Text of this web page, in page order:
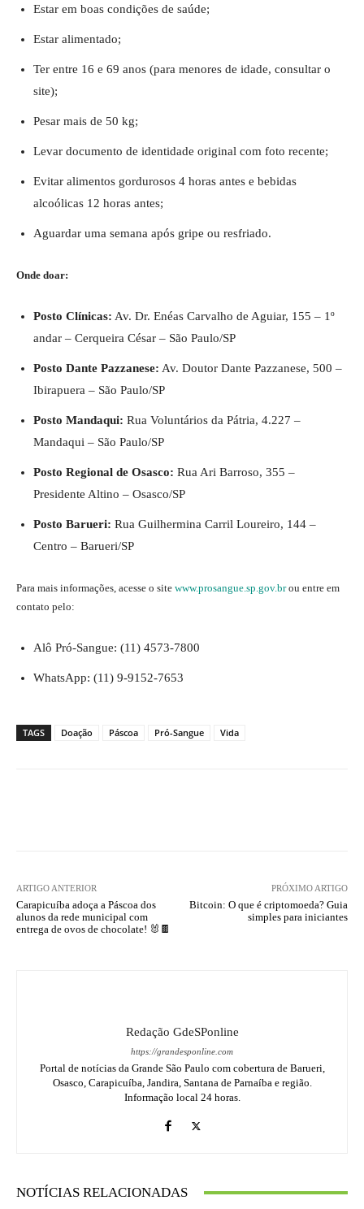
Estar em boas condições de saúde;
Estar alimentado;
Ter entre 16 e 69 anos (para menores de idade, consultar o
site);
Pesar mais de 50 kg;
Levar documento de identidade original com foto recente;
Evitar alimentos gordurosos 4 horas antes e bebidas
alcoólicas 12 horas antes;
Aguardar uma semana após gripe ou resfriado.
Onde doar:
Posto Clínicas: Av. Dr. Enéas Carvalho de Aguiar, 155 – 1º
andar – Cerqueira César – São Paulo/SP
Posto Dante Pazzanese: Av. Doutor Dante Pazzanese, 500 –
Ibirapuera – São Paulo/SP
Posto Mandaqui: Rua Voluntários da Pátria, 4.227 –
Mandaqui – São Paulo/SP
Posto Regional de Osasco: Rua Ari Barroso, 355 –
Presidente Altino – Osasco/SP
Posto Barueri: Rua Guilhermina Carril Loureiro, 144 –
Centro – Barueri/SP
Para mais informações, acesse o site www.prosangue.sp.gov.brou entre em
contato pelo:
Alô Pró-Sangue: (11) 4573-7800
WhatsApp: (11) 9-9152-7653
TAGS Doação Páscoa Pró-Sangue Vida
ARTIGO ANTERIOR
Carapicuíba adoça a Páscoa dos
alunos da rede municipal com
entrega de ovos de chocolate! 🐰🍫
PRÓXIMO ARTIGO
Bitcoin: O que é criptomoeda? Guia
simples para iniciantes
Redação GdeSPonline
https://grandesponline.com
Portal de notícias da Grande São Paulo com cobertura de Barueri,
Osasco, Carapicuíba, Jandira, Santana de Parnaíba e região.
Informação local 24 horas.
NOTÍCIAS RELACIONADAS